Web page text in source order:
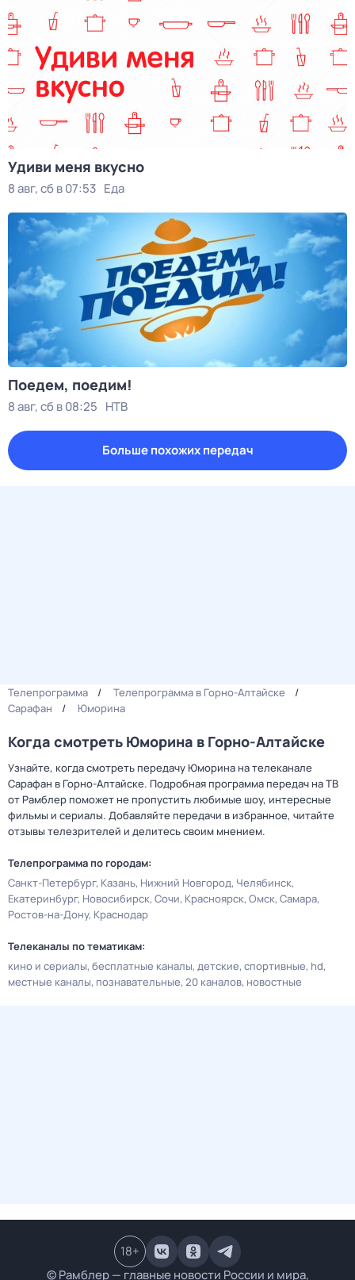
Удиви меня вкусно
8 авг, сб в 07:53 Еда
Поедем, поедим!
8 авг, сб в 08:25 НТВ
Больше похожих передач
Телепрограмма
Телепрограмма в Горно-Алтайске
Сарафан
Юморина
Когда смотреть Юморина в Горно-Алтайске
Узнайте, когда смотреть передачу Юморина на телеканале
Сарафан в Горно-Алтайске. Подробная программа передач на ТВ
от Рамблер поможет не пропустить любимые шоу, интересные
фильмы и сериалы. Добавляйте передачи в избранное, читайте
отзывы телезрителей и делитесь своим мнением.
Телепрограмма по городам:
Санкт-Петербург Казань Нижний Новгород Челябинск
Екатеринбург Новосибирск Сочи Красноярск Омск Самара
Ростов-на-Дону Краснодар
Телеканалы по тематикам:
кино и сериалы бесплатные каналы детские спортивные hd
местные каналы познавательные 20 каналов новостные
© Рамблер — главные новости России и мира,
18+